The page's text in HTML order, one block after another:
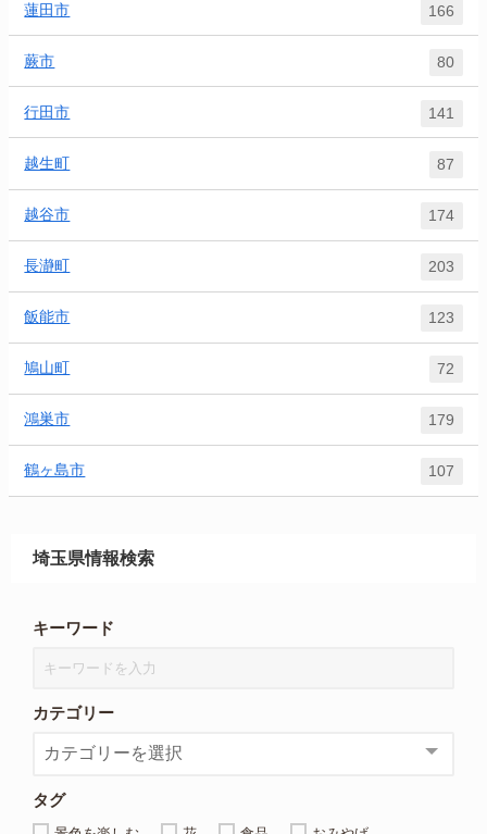
蓮田市 166
蕨市 80
行田市 141
越生町 87
越谷市 174
長瀞町 203
飯能市 123
鳩山町 72
鴻巣市 179
鶴ヶ島市 107
埼玉県情報検索
キーワード
カテゴリー
タグ